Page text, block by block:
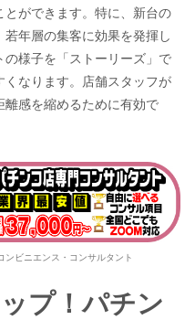
ができます。特に、新台の
年層の集客に効果を発揮し
の様子を「ストーリーズ」で
なります。店舗スタッフが
離感を縮めるために有効で
ンビニエンス・コンサルタント
プ！パチン